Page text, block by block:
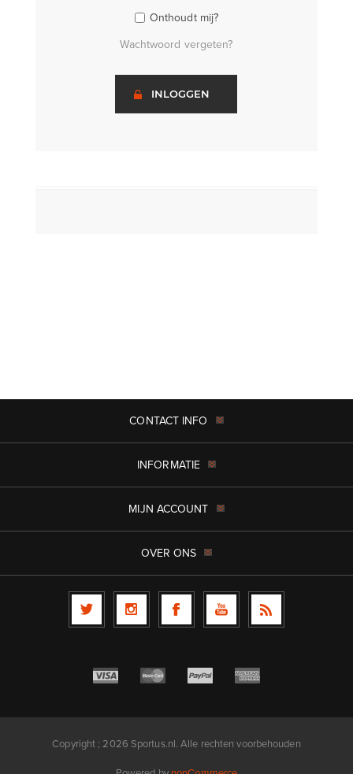
Onthoudt mij?
Wachtwoord vergeten?
INLOGGEN
CONTACT INFO
INFORMATIE
MIJN ACCOUNT
OVER ONS
Copyright ; 2026 Sportus.nl. Alle rechten voorbehouden